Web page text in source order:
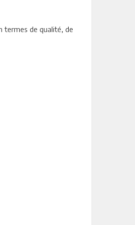
termes de qualité, de